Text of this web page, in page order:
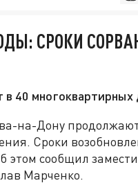
СРОКИ
40 многоквартирных
на-Дону
Сроки
сообщил
Марченко.